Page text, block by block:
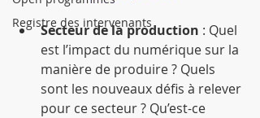
Registre des intervenants
Secteur de la production : Quel
est l’impact du numérique sur la
manière de produire ? Quels
sont les nouveaux défis à relever
pour ce secteur ? Qu’est-ce